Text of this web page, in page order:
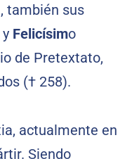
también sus
y Felicísimo
de Pretextato,
(† 258).
actualmente en
Siendo